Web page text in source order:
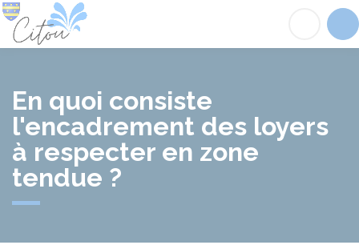
En quoi consiste
l'encadrement des loyers
à respecter en zone
tendue ?